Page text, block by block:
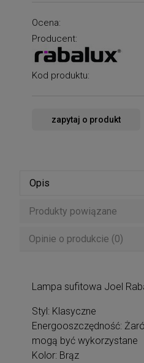
Ocena:
Producent:
Kod produktu:
zapytaj o produkt
Opis
Produkty powiązane
Opinie o produkcie (0)
Lampa sufitowa Joel
Styl: Klasyczne
Energooszczędność:
mogą być wykorzystane
Kolor: Brąz